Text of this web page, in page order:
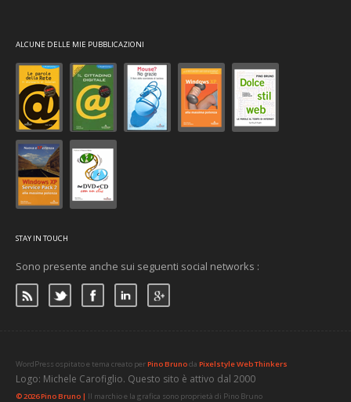
ALCUNE DELLE MIE PUBBLICAZIONI
STAY IN TOUCH
Sono presente anche sui seguenti social networks :
WordPress ospitato e tema creato perPino Brunoda Pixelstyle Web Thinkers
Logo: Michele Carofiglio. Questo sito è attivo dal 2000
© 2026 Pino Bruno | Il marchio e la grafica sono proprietà di Pino Bruno